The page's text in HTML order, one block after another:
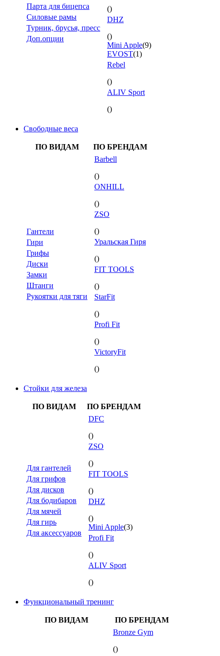
Парта для бицепса
Силовые рамы
Турник, брусья, пресс
Доп.опции
()
DHZ
()
Mini Apple(9)
EVOST(1)
Rebel
()
ALIV Sport
()
Свободные веса
ПО ВИДАМ ПО БРЕНДАМ
Гантели
Гири
Грифы
Диски
Замки
Штанги
Рукоятки для тяги
Barbell
()
ONHILL
()
ZSO
()
Уральская Гиря
()
FIT TOOLS
()
StarFit
()
Profi Fit
()
VictoryFit
()
Стойки для железа
ПО ВИДАМ ПО БРЕНДАМ
Для гантелей
Для грифов
Для дисков
Для бодибаров
Для мячей
Для гирь
Для аксессуаров
DFC
()
ZSO
()
FIT TOOLS
()
DHZ
()
Mini Apple(3)
Profi Fit
()
ALIV Sport
()
Функциональный тренинг
ПО ВИДАМ
ПО БРЕНДАМ
Bronze Gym
()